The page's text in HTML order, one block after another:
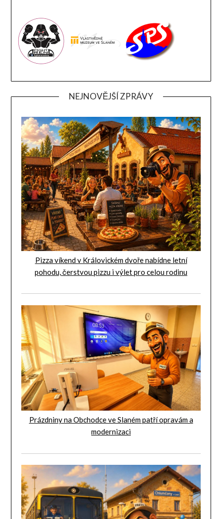
NEJNOVĚJŠÍ ZPRÁVY
Pizza víkend v Královickém dvoře nabídne letní
pohodu, čerstvou pizzu i výlet pro celou rodinu
Prázdniny na Obchodce ve Slaném patří opravám a
modernizaci